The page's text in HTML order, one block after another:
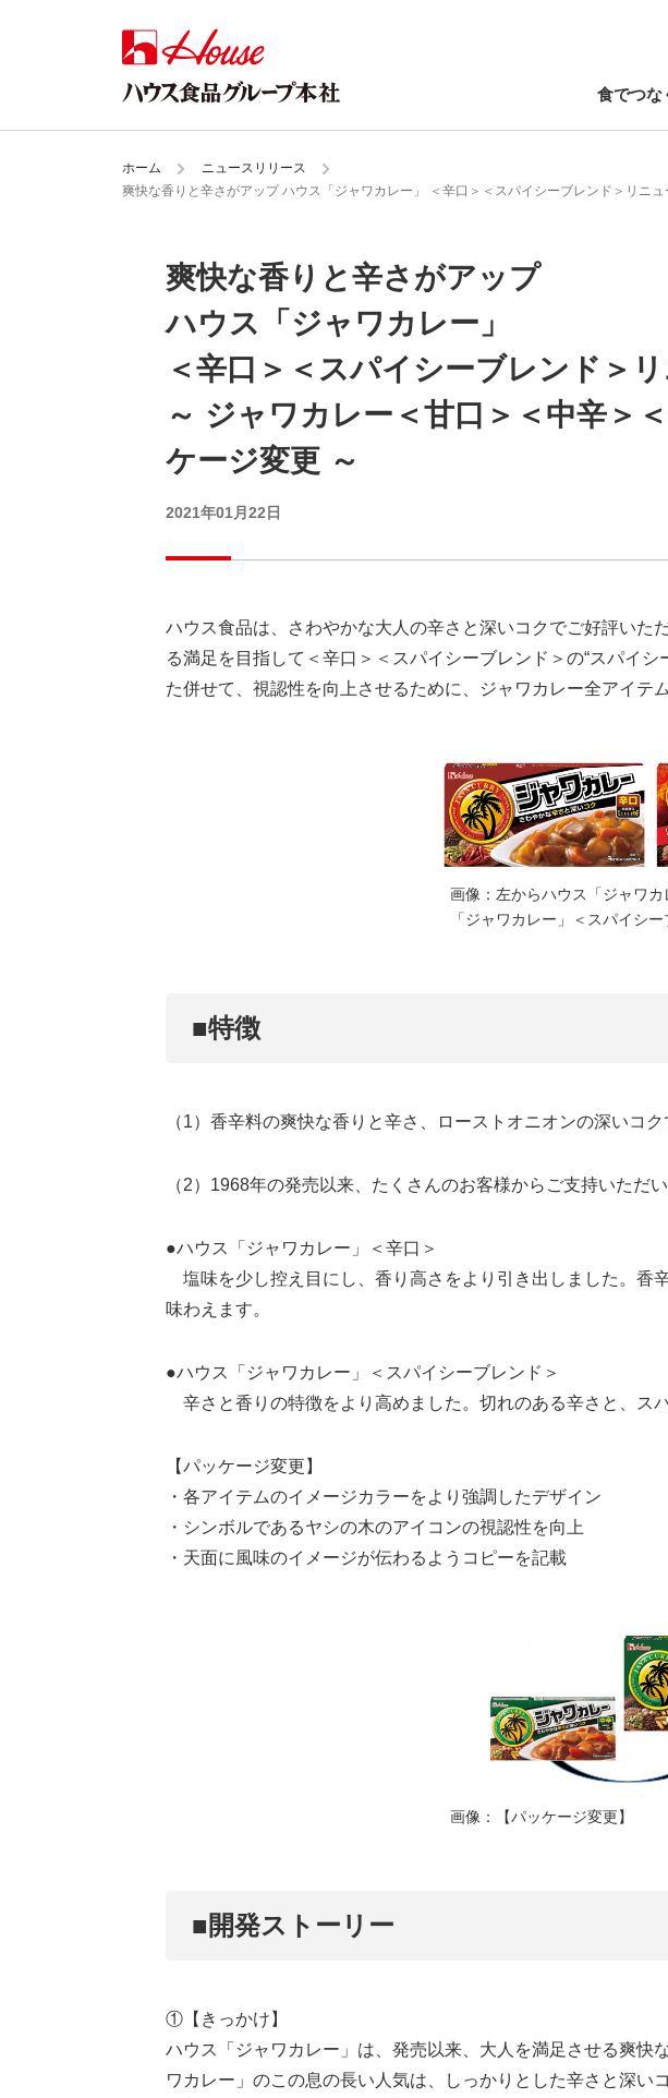
食でつな
ホーム
ニュースリリース
爽快な香りと辛さがアップ ハウス「ジャワカレー」 ＜辛口＞＜スパイシーブレンド＞リニ
爽快な香りと辛さがアップ
ハウス「ジャワカレー」
＜辛口＞＜スパイシーブレンド＞
～ ジャワカレー＜甘口＞＜中辛＞
ケージ変更 ～
2021年01月22日
ハウス食品は、さわやかな大人の辛さと深いコクでご好評いた
る満足を目指して＜辛口＞＜スパイシーブレンド＞の“スパイ
た併せて、視認性を向上させるために、ジャワカレー全アイテ
画像：左からハウス「ジャワ
「ジャワカレー」＜スパイシー
■特徴
（1）香辛料の爽快な香りと辛さ、ローストオニオンの深いコ
（2）1968年の発売以来、たくさんのお客様からご支持いただ
●ハウス「ジャワカレー」＜辛口＞
塩味を少し控え目にし、香り高さをより引き出しました。香
味わえます。
●ハウス「ジャワカレー」＜スパイシーブレンド＞
辛さと香りの特徴をより高めました。切れのある辛さと、ス
【パッケージ変更】
・各アイテムのイメージカラーをより強調したデザイン
・シンボルであるヤシの木のアイコンの視認性を向上
・天面に風味のイメージが伝わるようコピーを記載
画像：【パッケージ変更】
■開発ストーリー
①【きっかけ】
ハウス「ジャワカレー」は、発売以来、大人を満足させる爽快
ワカレー」のこの息の長い人気は、しっかりとした辛さと深い